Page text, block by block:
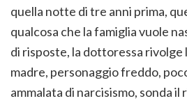
quella notte di tre anni prima,
qualcosa che la famiglia vuole
di risposte, la dottoressa rivolge
madre, personaggio freddo,
ammalata di narcisismo, sonda